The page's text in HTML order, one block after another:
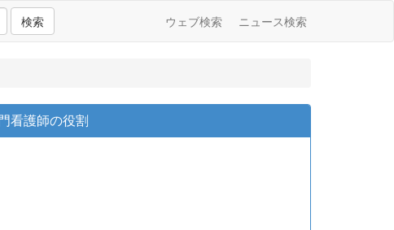
検索 ウェブ検索 ニュース検索
看護師の役割